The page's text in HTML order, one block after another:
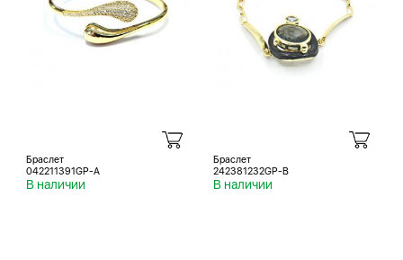
Браслет
042211391GP-A
В наличии
Браслет
242381232GP-B
В наличии